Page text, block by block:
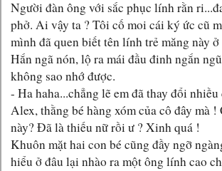
Người đàn ông với sắc phục lính rằn
phở. Ai vậy ta ? Tôi cố moi cái ký ức cũ
mình đã quen biết tên lính trẻ măng này ở
Hắn ngã nón, lộ ra mái đầu đinh ngắn
không sao nhớ được.
- Ha haha...chẳng lẽ em đã thay đổi nhiều
Alex, thằng bé hàng xóm của cô đây mà !
này? Đã là thiếu nữ rồi ư ? Xinh quá !
Khuôn mặt hai con bé cũng đầy ngỡ
hiểu ở đâu lại nhào ra một ông lính cao